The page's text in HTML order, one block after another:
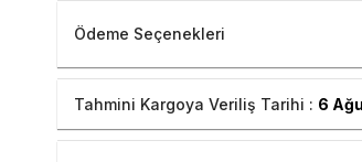
Ödeme Seçenekleri
Tahmini Kargoya Veriliş Tarihi : 6